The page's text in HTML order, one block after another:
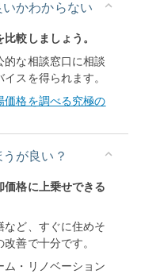
かわからない
較しましょう。
的な相談窓口に相談
スを得られます。
価格を調べる究極の
が良い？
価格に上乗せできる
など、すぐに住めそ
善で十分です。
・リノベーション